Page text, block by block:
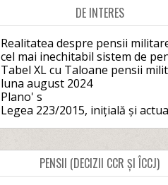
DE INTERES
Realitatea despre pensii
cel mai inechitabil sistem de
Tabel XL cu Taloane pensii
luna august 2024
Plano' s
Legea 223/2015, inițială și
PENSII (DECIZII CCR ȘI ÎCCJ)